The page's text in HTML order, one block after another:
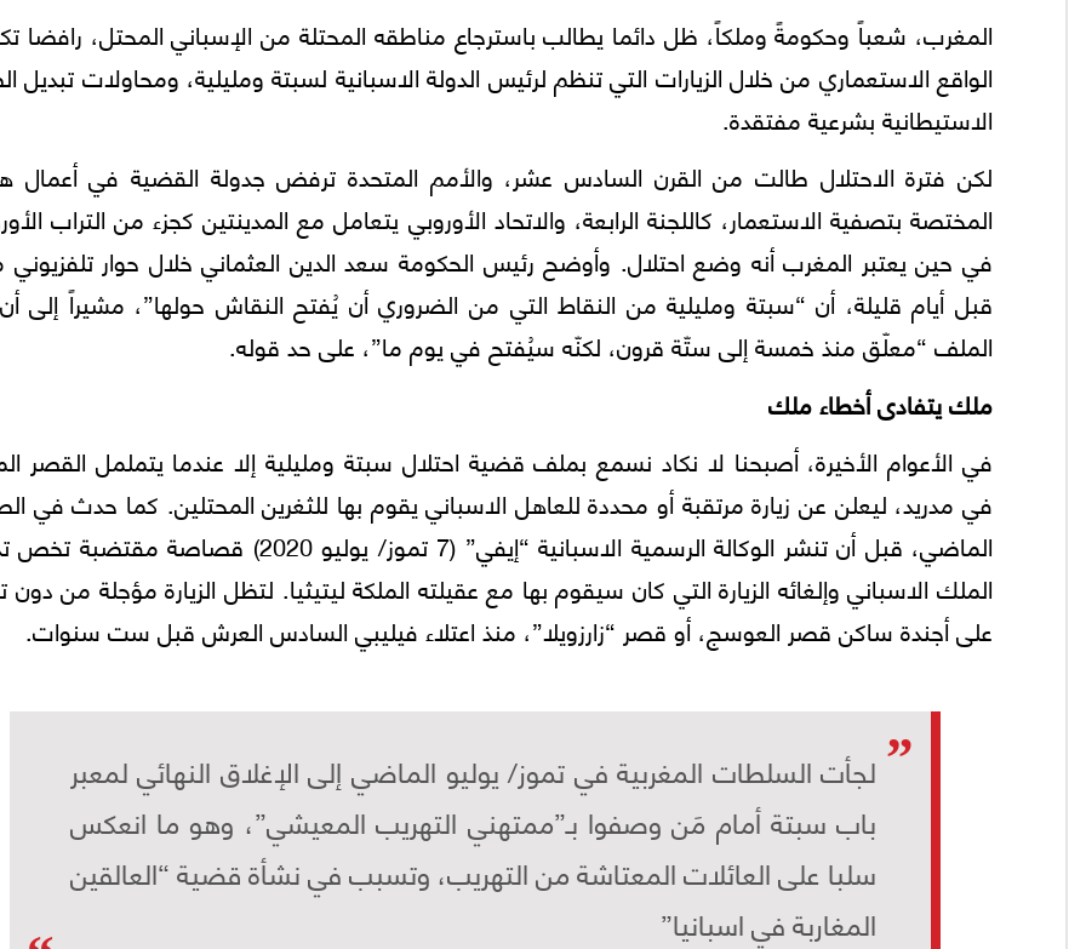
المغرب، شعباً وحكومةً وملكاً، ظل دائما يطالب باسترجاع مناطقه المحتلة من الإسباني المحتل، رافضا
الواقع الاستعماري من خلال الزيارات التي تنظم لرئيس الدولة الاسبانية لسبتة ومليلية، ومحاولات تبديل
الاستيطانية بشرعية مفتقدة.
لكن فترة الاحتلال طالت من القرن السادس عشر، والأمم المتحدة ترفض جدولة القضية في أعمال
المختصة بتصفية الاستعمار، كاللجنة الرابعة، والاتحاد الأوروبي يتعامل مع المدينتين كجزء من التراب
في حين يعتبر المغرب أنه وضع احتلال. وأوضح رئيس الحكومة سعد الدين العثماني خلال حوار تلفزيوني
قبل أيام قليلة، أن “سبتة ومليلية من النقاط التي من الضروري أن يُفتح النقاش حولها”، مشيراً إلى
الملف “معلّق منذ خمسة إلى ستّة قرون، لكنّه سيُفتح في يوم ما”، على حد قوله.
ملك يتفادى أخطاء ملك
في الأعوام الأخيرة، أصبحنا لا نكاد نسمع بملف قضية احتلال سبتة ومليلية إلا عندما يتململ القصر
في مدريد، ليعلن عن زيارة مرتقبة أو محددة للعاهل الاسباني يقوم بها للثغرين المحتلين. كما حدث في
الماضي، قبل أن تنشر الوكالة الرسمية الاسبانية “إيفي” (7 تموز/ يوليو 2020) قصاصة
الملك الاسباني وإلغائه الزيارة التي كان سيقوم بها مع عقيلته الملكة ليتيثيا. لتظل الزيارة مؤجلة من دون
على أجندة ساكن قصر العوسج، أو قصر “زارزويلا”، منذ اعتلاء فيليبي السادس العرش قبل ست سنوات.
لجأت السلطات المغربية في تموز/ يوليو الماضي إلى الإغلاق النهائي لمعبر
باب سبتة أمام مَن وصفوا بـ”ممتهني التهريب المعيشي”، وهو ما انعكس
سلبا على العائلات المعتاشة من التهريب، وتسبب في نشأة قضية “العالقين
المغاربة في اسبانيا”